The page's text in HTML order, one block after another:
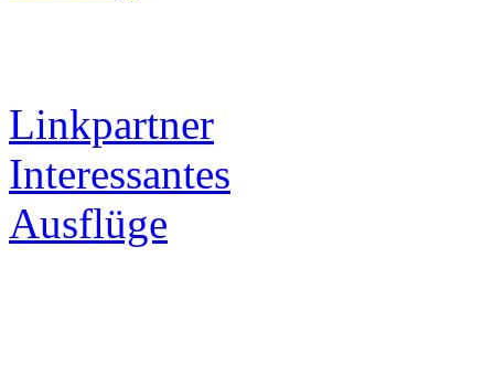
Linkpartner
Interessantes
Ausflüge